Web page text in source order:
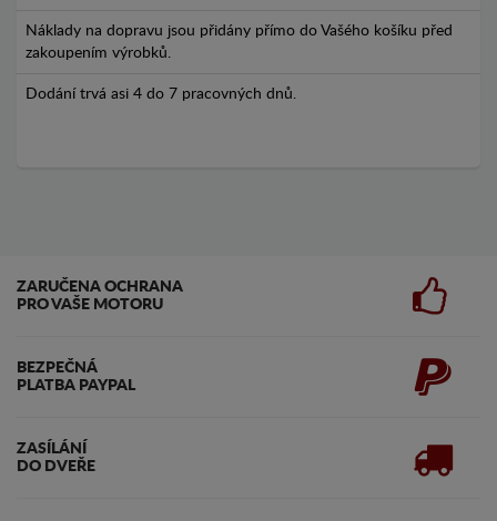
Náklady na dopravu jsou přidány přímo do Vašého košíku před
zakoupením výrobků.
Dodání trvá asi 4 do 7 pracovných dnů.
ZARUČENA OCHRANA
PRO VAŠE MOTORU
BEZPEČNÁ
PLATBA PAYPAL
ZASÍLÁNÍ
DO DVEŘE